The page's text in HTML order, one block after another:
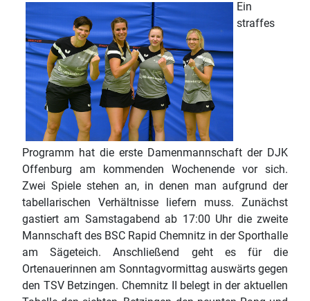
Ein
straffes
Programm hat die erste Damenmannschaft der DJK
Offenburg am kommenden Wochenende vor sich.
Zwei Spiele stehen an, in denen man aufgrund der
tabellarischen Verhältnisse liefern muss. Zunächst
gastiert am Samstagabend ab 17:00 Uhr die zweite
Mannschaft des BSC Rapid Chemnitz in der Sporthalle
am Sägeteich. Anschließend geht es für die
Ortenauerinnen am Sonntagvormittag auswärts gegen
den TSV Betzingen. Chemnitz II belegt in der aktuellen